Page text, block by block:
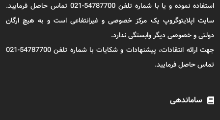
استفاده نموده و یا با شماره تلفن 54787700-021 تماس حاصل فرمایید.
سایت اپلایتوگروپ یک مرکز خصوصی و غیرانتفاعی است و به هیچ ارگان
دولتی و خصوصی دیگر وابستگی ندارد.
جهت ارائه انتقادات، پیشنهادات و شکایات با شماره تلفن 54787700-021
تماس حاصل فرمایید.
ساماندهی